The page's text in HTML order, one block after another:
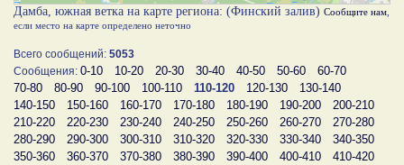
Дамба, южная ветка на карте региона: (Финский залив) Сообщите нам
если место на карте определено неточно
Всего сообщений: 5053
Сообщения: 0-10 10-20 20-30 30-40 40-50 50-60
60-70
70-80
80-90 90-100 100-110 110-120 120-130
130-140
140-150
150-160 160-170 170-180 180-190 190-200
200-210
210-220
220-230 230-240 240-250 250-260 260-270
270-280
280-290
290-300 300-310 310-320 320-330 330-340
340-350
350-360
360-370 370-380 380-390 390-400 400-410
410-420